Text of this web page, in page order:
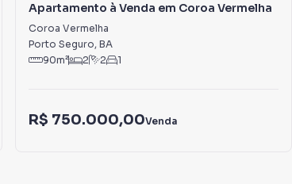
imóveis em Santa Cruz Cabrália,
uma equipe de marketing digital focada em
o que aumenta muito o número de contatos
Apartamento à Venda em Coroa Vermelha
Coroa Vermelha
Porto Seguro, BA
90m² 2 2 1
R$ 750.000,00Venda